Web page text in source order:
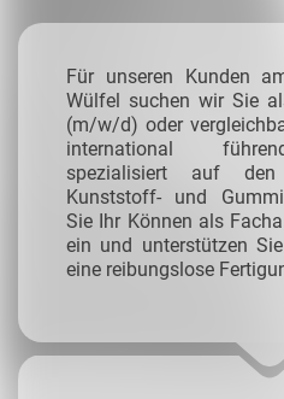
Für unseren Kunden
Wülfel suchen wir Sie
(m/w/d) oder
international
spezialisiert auf
Kunststoff- und
Sie Ihr Können als
ein und unterstützen
eine reibungslose